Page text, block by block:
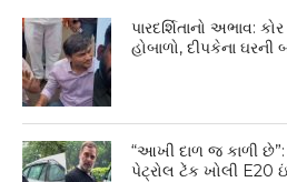
પારદર્શિતાનો અભાવ:
હોબાળો, દીપકેના ઘરની
“આખી દાળ જ કાળી છે”:
પેટ્રોલ ટેંક ખોલી E20